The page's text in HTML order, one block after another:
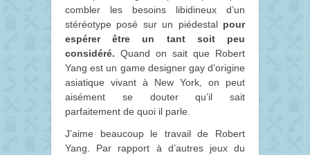
combler les besoins libidineux d’un
stéréotype posé sur un piédestal pour
espérer être un tant soit peu
considéré. Quand on sait que Robert
Yang est un game designer gay d’origine
asiatique vivant à New York, on peut
aisément se douter qu’il sait
parfaitement de quoi il parle.
J’aime beaucoup le travail de Robert
Yang. Par rapport à d’autres jeux du